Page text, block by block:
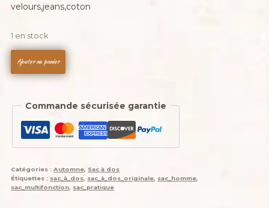
initial
70,00 €.
velours,jeans,coton
1 en stock
de
en
caravale,
roots
écossais
Ajouter au panier
Commande sécurisée garantie
Catégories :Automne
Sac à dos
Étiquettes : sac_à_dos sac_à_dos_originale sac_homme
sac_multifonction
sac_pratique